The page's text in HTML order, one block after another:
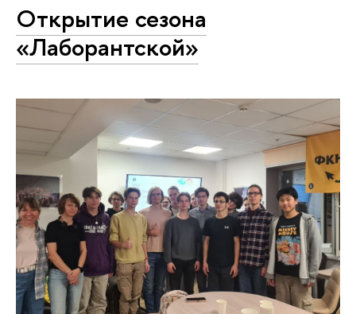
Открытие сезона
«Лаборантской»